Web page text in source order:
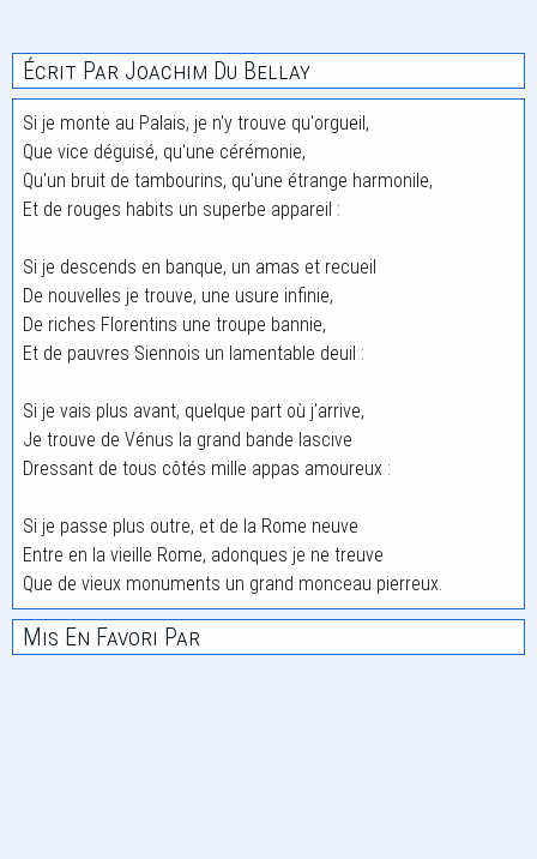
Écrit Par Joachim Du Bellay
Si je monte au Palais, je n'y trouve qu'orgueil,
Que vice déguisé, qu'une cérémonie,
Qu'un bruit de tambourins, qu'une étrange harmonile,
Et de rouges habits un superbe appareil :
Si je descends en banque, un amas et recueil
De nouvelles je trouve, une usure infinie,
De riches Florentins une troupe bannie,
Et de pauvres Siennois un lamentable deuil :
Si je vais plus avant, quelque part où j'arrive,
Je trouve de Vénus la grand bande lascive
Dressant de tous côtés mille appas amoureux :
Si je passe plus outre, et de la Rome neuve
Entre en la vieille Rome, adonques je ne treuve
Que de vieux monuments un grand monceau pierreux.
Mis En Favori Par